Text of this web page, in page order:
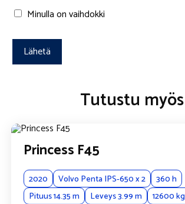
Minulla on vaihdokki
Vaihdokin tiedot
Merkki
A
a
ti
Tutustu myös
Princess F45
2020 Volvo Penta IPS-650 x 2
360 h
Pituus 14.35 m
Leveys 3.99 m 12600 kg